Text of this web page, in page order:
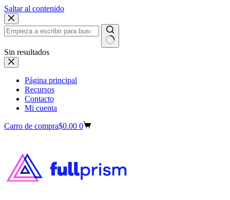
Saltar al contenido
Sin resultados
Página principal
Recursos
Contacto
Mi cuenta
Carro de compra$0.00 0